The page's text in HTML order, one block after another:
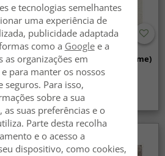
Tapete de lã - Coastal (creme)
84.99 €
e tecnologias semelhantes
uma experiência de
publicidade adaptada
como a Googlee a
as organizações em
para manter os nossos
seguros. Para isso,
sobre a sua
as suas preferências e o
Parte desta recolha
e o acesso a
dispositivo, como cookies,